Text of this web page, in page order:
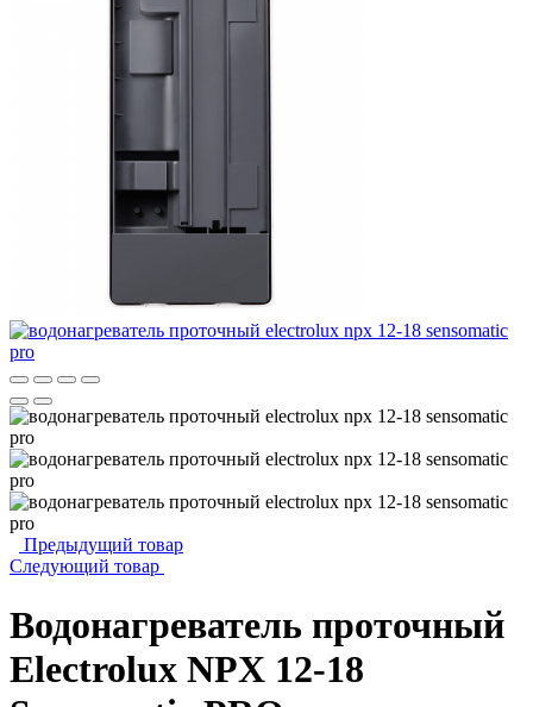
Предыдущий товар
Следующий товар
Водонагреватель проточный
Electrolux NPX 12-18